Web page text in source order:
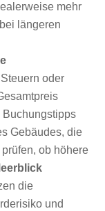
mehr
längeren
oder
Gebäudes, die
ob höhere
die
und